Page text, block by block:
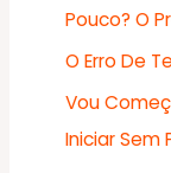
Pouco? O
O Erro De
Vou
Iniciar Sem